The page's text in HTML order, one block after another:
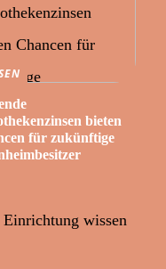
bieten
für zukünftige
wissen